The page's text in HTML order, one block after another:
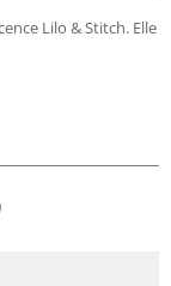
Lilo & Stitch. Elle